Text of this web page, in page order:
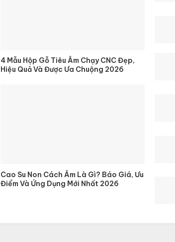
4 Mẫu Hộp Gỗ Tiêu Âm Chạy CNC Đẹp,
Hiệu Quả Và Được Ưa Chuộng 2026
Cao Su Non Cách Âm Là Gì? Báo Giá, Ưu
Điểm Và Ứng Dụng Mới Nhất 2026